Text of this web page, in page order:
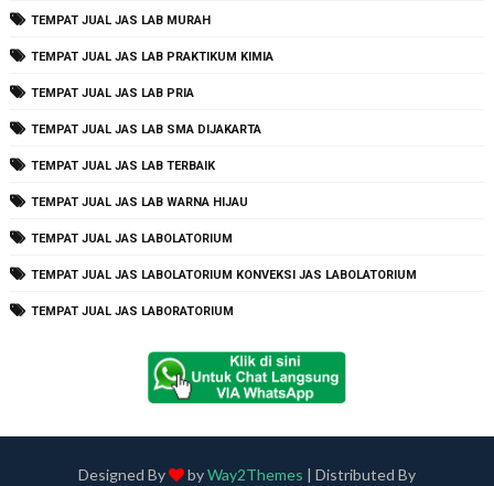
TEMPAT JUAL JAS LAB MURAH
TEMPAT JUAL JAS LAB PRAKTIKUM KIMIA
TEMPAT JUAL JAS LAB PRIA
TEMPAT JUAL JAS LAB SMA DIJAKARTA
TEMPAT JUAL JAS LAB TERBAIK
TEMPAT JUAL JAS LAB WARNA HIJAU
TEMPAT JUAL JAS LABOLATORIUM
TEMPAT JUAL JAS LABOLATORIUM KONVEKSI JAS LABOLATORIUM
TEMPAT JUAL JAS LABORATORIUM
Designed By byWay2Themes | Distributed By